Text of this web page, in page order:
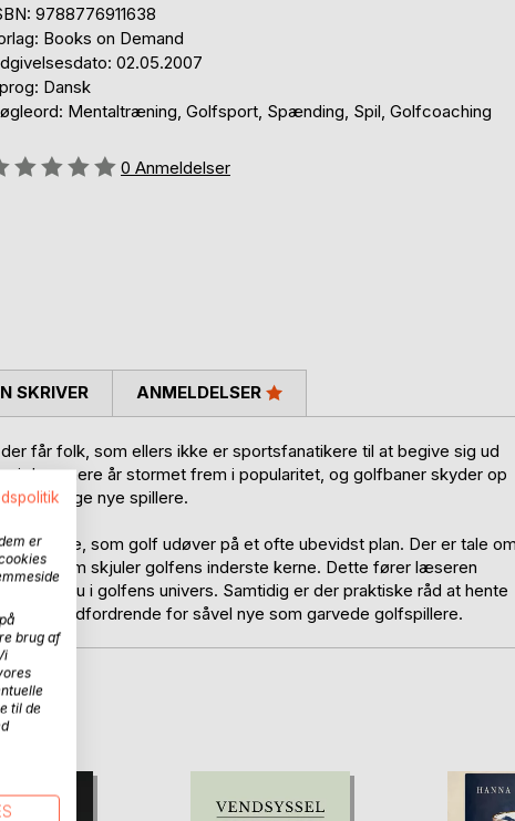
9788776911638
Books on Demand
02.05.2007
Dansk
Mentaltræning, Golfsport, Spænding, Spil, Golfcoaching
0 Anmeldelser
får folk, som ellers ikke er sportsfanatikere til at begive sig ud
i de senere år stormet frem i popularitet, og golfbaner skyder op
de mange nye spillere.
som golf udøver på et ofte ubevidst plan. Der er tale
lag, som skjuler golfens inderste kerne. Dette fører læseren
niveau i golfens univers. Samtidig er der praktiske råd at hente
ret udfordrende for såvel nye som garvede golfspillere.
SKRIVER ANMELDELSER
er
brug af
til de